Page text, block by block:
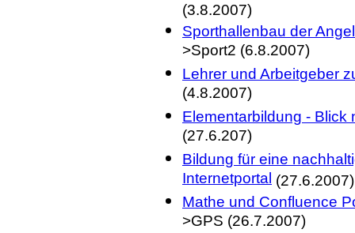
(3.8.2007)
Sporthallenbau der
>Sport2 (6.8.2007)
Lehrer und Arbeitgeber
(4.8.2007)
Elementarbildung - Blick
(27.6.207)
Bildung für eine
Internetportal (27.6.2007)
Mathe und Confluence
>GPS (26.7.2007)